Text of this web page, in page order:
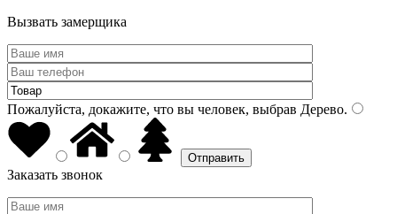
Вызвать замерщика
Пожалуйста, докажите, что вы человек, выбрав Дерево.
Заказать звонок